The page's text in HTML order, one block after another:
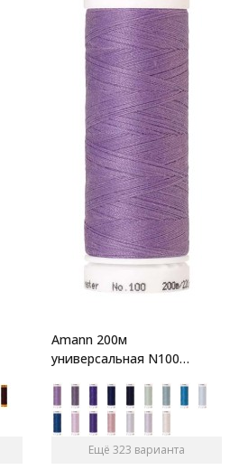
Amann 200м
универсальная N100
Ещё 323 варианта